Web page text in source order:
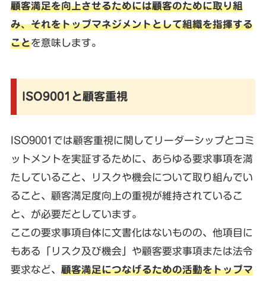
顧客満足を向上させるためには顧客のために取り組
み、それをトップマネジメントとして組織を指揮する
ことを意味します。
ISO9001と顧客重視
ISO9001では顧客重視に関してリーダーシップとコミ
ットメントを実証するために、あらゆる要求事項を満
たしていること、リスクや機会について取り組んでい
ること、顧客満足度向上の重視が維持されているこ
と、が必要だとしています。
ここの要求事項自体に文書化はないものの、他項目に
もある「リスク及び機会」や顧客要求事項または法令
要求など、 顧客満足につなげるための活動をトップマ